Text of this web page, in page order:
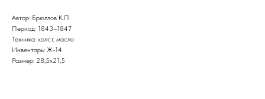
Автор: Брюллов К.П.
Период: 1843–1847
Техника: холст, масло
Инвентарь: Ж-14
Размер: 28,5х21,5